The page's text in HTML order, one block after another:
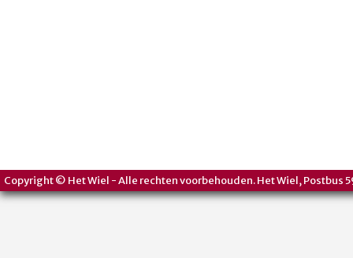
Copyright © Het Wiel - Alle rechten voorbehouden. Het Wiel, Postbus